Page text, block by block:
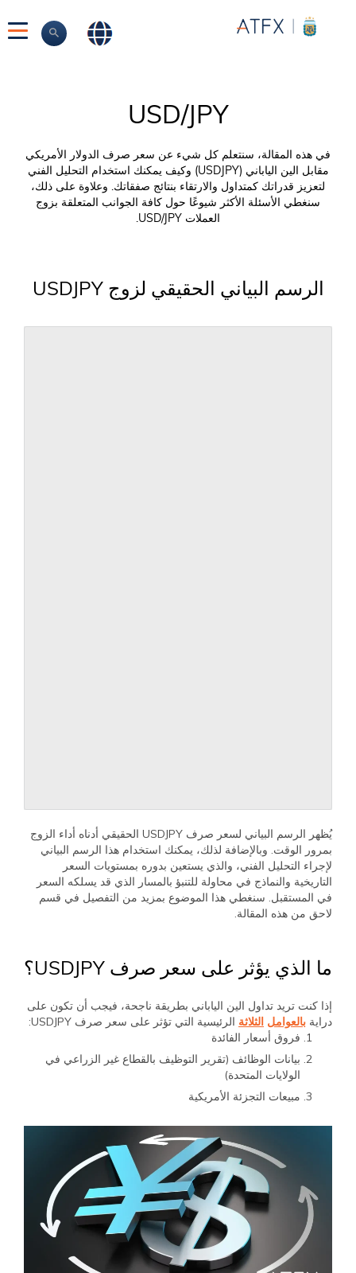
USD/JPY
في هذه المقالة، سنتعلم كل شيء عن سعر صرف الدولار الأمريكي
مقابل الين الياباني (USDJPY) وكيف يمكنك استخدام التحليل الفني
لتعزيز قدراتك كمتداول والارتقاء بنتائج صفقاتك. وعلاوة على ذلك،
سنغطي الأسئلة الأكثر شيوعًا حول كافة الجوانب المتعلقة بزوج
العملات USD/JPY.
الرسم البياني الحقيقي لزوج USDJPY
يُظهر الرسم البياني لسعر صرف USDJPY الحقيقي أدناه أداء الزوج
بمرور الوقت. وبالإضافة لذلك، يمكنك استخدام هذا الرسم البياني
لإجراء التحليل الفني، والذي يستعين بدوره بمستويات السعر
التاريخية والنماذج في محاولة للتنبؤ بالمسار الذي قد يسلكه السعر
في المستقبل. سنغطي هذا الموضوع بمزيد من التفصيل في قسم
لاحق من هذه المقالة.
ما الذي يؤثر على سعر صرف USDJPY؟
إذا كنت تريد تداول الين الياباني بطريقة ناجحة، فيجب أن تكون على
دراية بالعوامل الثلاثة الرئيسية التي تؤثر على سعر صرف USDJPY:
فروق أسعار الفائدة
بيانات الوظائف (تقرير التوظيف بالقطاع غير الزراعي في
الولايات المتحدة)
مبيعات التجزئة الأمريكية